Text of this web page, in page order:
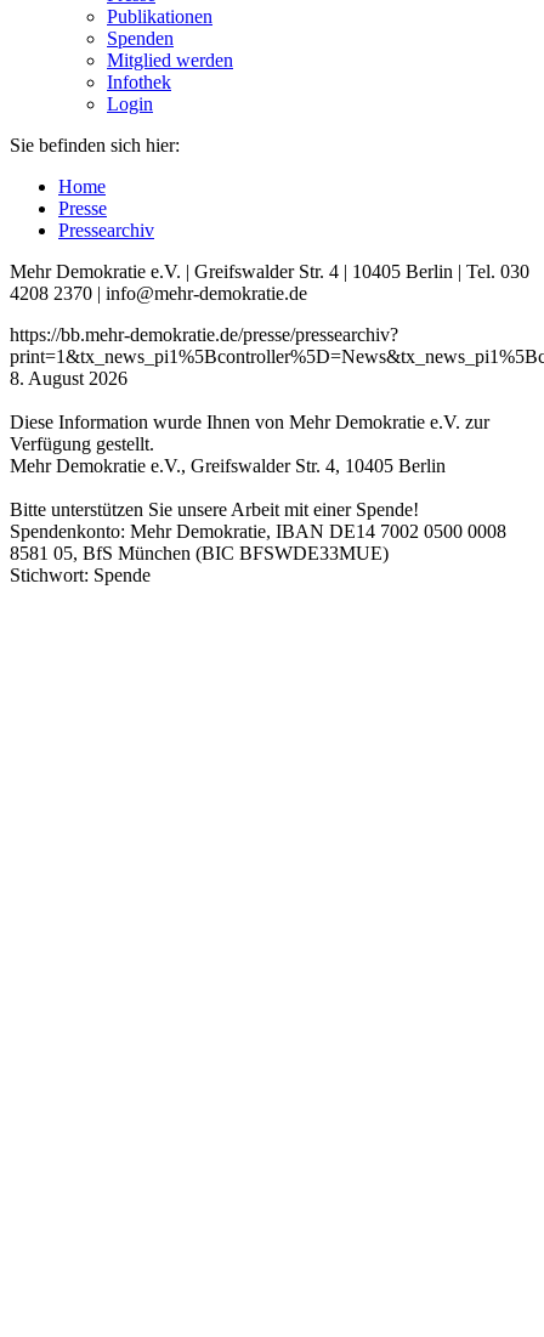
Publikationen
Spenden
Mitglied werden
Infothek
Login
Sie befinden sich hier:
Home
Presse
Pressearchiv
Mehr Demokratie e.V. | Greifswalder Str. 4 | 10405 Berlin | Tel. 030
4208 2370 | info@mehr-demokratie.de
https://bb.mehr-demokratie.de/presse/pressearchiv?
8. August 2026
Diese Information wurde Ihnen von Mehr Demokratie e.V. zur
Verfügung gestellt.
Mehr Demokratie e.V., Greifswalder Str. 4, 10405 Berlin
Bitte unterstützen Sie unsere Arbeit mit einer Spende!
Spendenkonto: Mehr Demokratie, IBAN DE14 7002 0500 0008
8581 05, BfS München (BIC BFSWDE33MUE)
Stichwort: Spende